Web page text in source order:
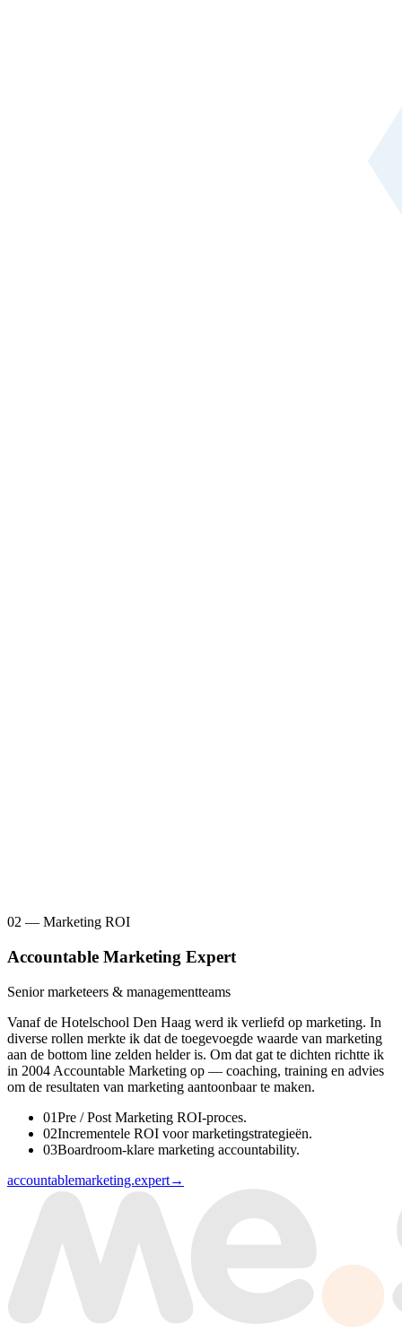
02 — Marketing ROI
Accountable Marketing Expert
Senior marketeers & managementteams
Vanaf de Hotelschool Den Haag werd ik verliefd op marketing. In
diverse rollen merkte ik dat de toegevoegde waarde van marketing
aan de bottom line zelden helder is. Om dat gat te dichten richtte ik
in 2004 Accountable Marketing op — coaching, training en advies
om de resultaten van marketing aantoonbaar te maken.
01Pre / Post Marketing ROI-proces.
02Incrementele ROI voor marketingstrategieën.
03Boardroom-klare marketing accountability.
accountablemarketing.expert→